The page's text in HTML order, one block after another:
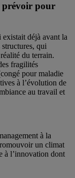
prévoir pour
existait déjà avant la
qui
du terrain.
fragilités
pour maladie
à l’évolution de
au travail et
à la
un climat
à l’innovation dont